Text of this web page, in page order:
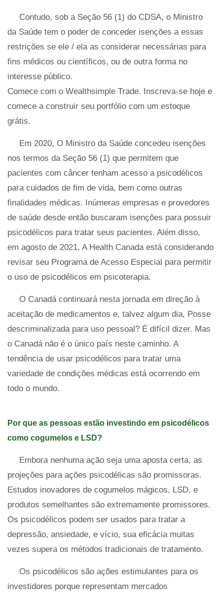
Contudo, sob a Seção 56 (1) do CDSA, o Ministro
da Saúde tem o poder de conceder isenções a essas
restrições se ele / ela as considerar necessárias para
fins médicos ou científicos, ou de outra forma no
interesse público.
Comece com o Wealthsimple Trade. Inscreva-se hoje e
comece a construir seu portfólio com um estoque
grátis.
Em 2020, O Ministro da Saúde concedeu isenções
nos termos da Seção 56 (1) que permitem que
pacientes com câncer tenham acesso a psicodélicos
para cuidados de fim de vida, bem como outras
finalidades médicas. Inúmeras empresas e provedores
de saúde desde então buscaram isenções para possuir
psicodélicos para tratar seus pacientes. Além disso,
em agosto de 2021, A Health Canada está considerando
revisar seu Programa de Acesso Especial para permitir
o uso de psicodélicos em psicoterapia.
O Canadá continuará nesta jornada em direção à
aceitação de medicamentos e, talvez algum dia, Posse
descriminalizada para uso pessoal? É difícil dizer. Mas
o Canadá não é o único país neste caminho. A
tendência de usar psicodélicos para tratar uma
variedade de condições médicas está ocorrendo em
todo o mundo.
Por que as pessoas estão investindo em psicodélicos
como cogumelos e LSD?
Embora nenhuma ação seja uma aposta certa, as
projeções para ações psicodélicas são promissoras.
Estudos inovadores de cogumelos mágicos, LSD, e
produtos semelhantes são extremamente promissores.
Os psicodélicos podem ser usados ​​para tratar a
depressão, ansiedade, e vício, sua eficácia muitas
vezes supera os métodos tradicionais de tratamento.
Os psicodélicos são ações estimulantes para os
investidores porque representam mercados